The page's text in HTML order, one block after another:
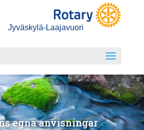
Jyväskylä-Laajavuori
egna anvisningar